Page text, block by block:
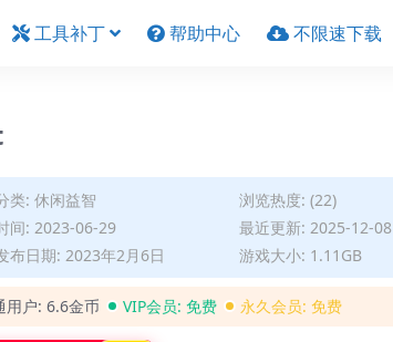
工具补丁 帮助中心 不限速下载
类: 休闲益智
浏览热度: (22)
间: 2023-06-29
最近更新: 2025-12-08
布日期: 2023年2月6日
游戏大小: 1.11GB
用户: 6.6金币 VIP会员: 免费 永久会员: 免费